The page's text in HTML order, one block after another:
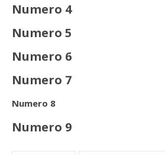
Numero 4
Numero 5
Numero 6
Numero 7
Numero 8
Numero 9